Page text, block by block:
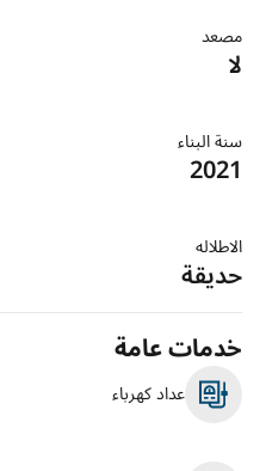
مصعد
لا
سنة البناء
2021
الاطلاله
حديقة
خدمات عامة
عداد كهرباء